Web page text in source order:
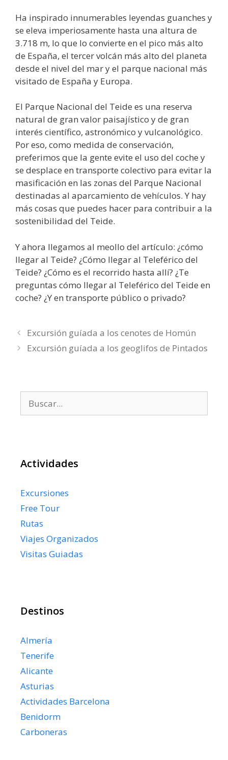
Ha inspirado innumerables leyendas guanches y
se eleva imperiosamente hasta una altura de
3.718 m, lo que lo convierte en el pico más alto
de España, el tercer volcán más alto del planeta
desde el nivel del mar y el parque nacional más
visitado de España y Europa.
El Parque Nacional del Teide es una reserva
natural de gran valor paisajístico y de gran
interés científico, astronómico y vulcanológico.
Por eso, como medida de conservación,
preferimos que la gente evite el uso del coche y
se desplace en transporte colectivo para evitar la
masificación en las zonas del Parque Nacional
destinadas al aparcamiento de vehículos. Y hay
más cosas que puedes hacer para contribuir a la
sostenibilidad del Teide.
Y ahora llegamos al meollo del artículo: ¿cómo
llegar al Teide? ¿Cómo llegar al Teleférico del
Teide? ¿Cómo es el recorrido hasta allí? ¿Te
preguntas cómo llegar al Teleférico del Teide en
coche? ¿Y en transporte público o privado?
Excursión guíada a los cenotes de Homún
Excursión guíada a los geoglifos de Pintados
Actividades
Excursiones
Free Tour
Rutas
Viajes Organizados
Visitas Guiadas
Destinos
Almería
Tenerife
Alicante
Asturias
Actividades Barcelona
Benidorm
Carboneras